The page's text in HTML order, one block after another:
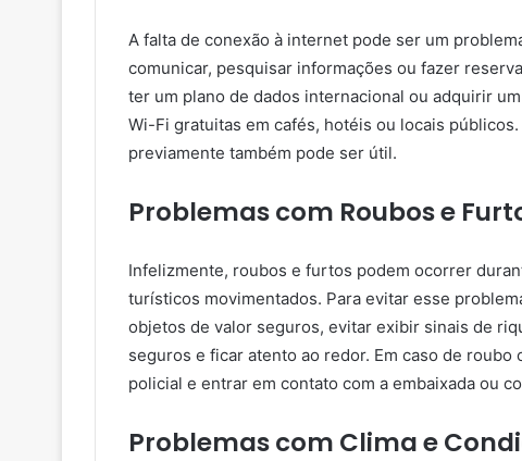
A falta de conexão à internet pode ser um
comunicar, pesquisar informações ou fazer
ter um plano de dados internacional ou adquirir
Wi-Fi gratuitas em cafés, hotéis ou locais
previamente também pode ser útil.
Problemas com Roubos e
Infelizmente, roubos e furtos podem ocorrer
turísticos movimentados. Para evitar esse
objetos de valor seguros, evitar exibir sinais de
seguros e ficar atento ao redor. Em caso de
policial e entrar em contato com a embaixada ou
Problemas com Clima e